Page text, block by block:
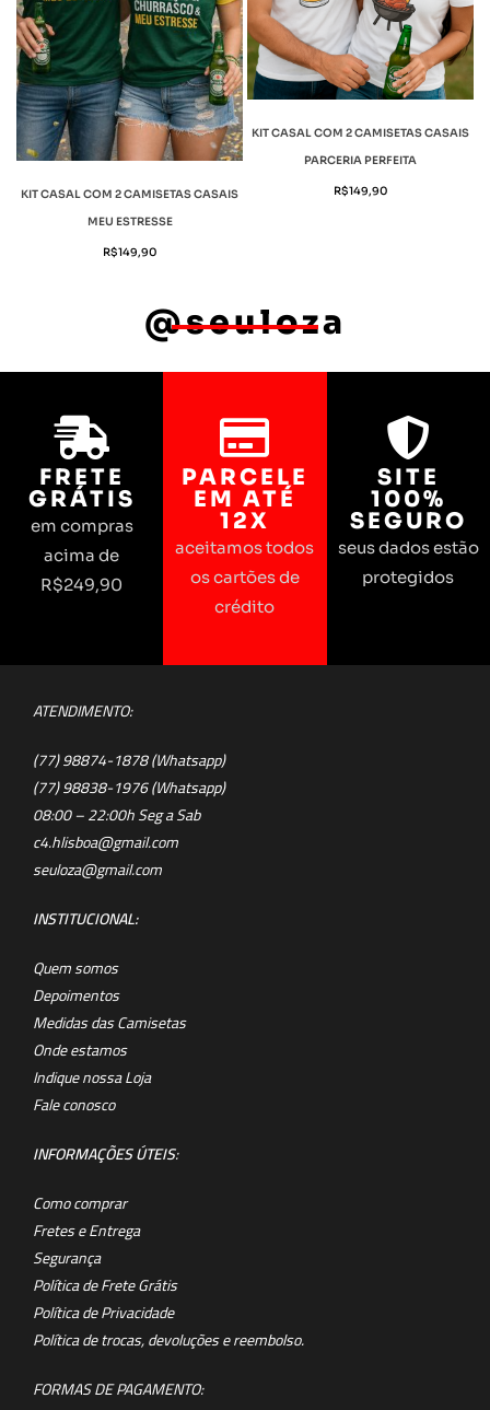
KIT CASAL COM 2 CAMISETAS CASAIS
MEU ESTRESSE
R$149,90
KIT CASAL COM 2 CAMISETAS CASAIS
PARCERIA PERFEITA
R$149,90
@seuloza
FRETE
GRÁTIS
em compras
acima de
R$249,90
PARCELE
EM ATÉ
12X
aceitamos todos
os cartões de
crédito
SITE
100%
SEGURO
seus dados estão
protegidos
ATENDIMENTO:
(77) 98874-1878 (Whatsapp)
(77) 98838-1976 (Whatsapp)
08:00 – 22:00h Seg a Sab
c4.hlisboa@gmail.com
seuloza@gmail.com
INSTITUCIONAL:
Quem somos
Depoimentos
Medidas das Camisetas
Onde estamos
Indique nossa Loja
Fale conosco
INFORMAÇÕES ÚTEIS:
Como comprar
Fretes e Entrega
Segurança
Política de Frete Grátis
Política de Privacidade
Política de trocas, devoluções e reembolso.
FORMAS DE PAGAMENTO: